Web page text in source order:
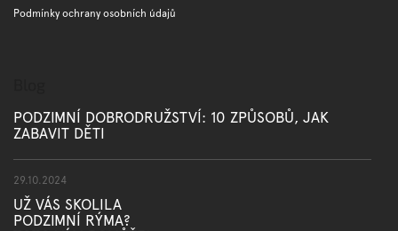
Podmínky ochrany osobních údajů
PODZIMNÍ DOBRODRUŽSTVÍ: 10 ZPŮSOBŮ, JAK
ZABAVIT DĚTI
29.10.2024
UŽ VÁS SKOLILA
PODZIMNÍ RÝMA?